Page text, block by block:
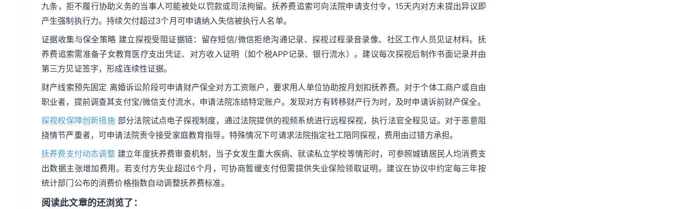
九条，拒不履行协助义务的当事人可能被处以罚款或司法拘留。抚养费追索可向法院申请支付令，15天内对方未提出异议即
产生强制执行力。持续欠付超过3个月可申请纳入失信被执行人名单。
证据收集与保全策略 建立探视受阻证据链：留存短信/微信拒绝沟通记录、探视过程录音录像、社区工作人员见证材料。抚
养费追索需准备子女教育医疗支出凭证、对方收入证明（如个税APP记录、银行流水）。建议每次探视后制作书面记录并由
第三方见证签字，形成连续性证据。
财产线索预先固定 离婚诉讼阶段可申请财产保全对方工资账户，要求用人单位协助按月划扣抚养费。对于个体工商户或自由
职业者，提前调查其支付宝/微信支付流水，申请法院冻结特定账户。发现对方有转移财产行为时，及时申请诉前财产保全。
探视权保障创新措施部分法院试点电子探视制度，通过法院提供的视频系统进行远程探视，执行法官全程见证。对于恶意阻
挠情节严重者，可申请法院责令接受家庭教育指导。特殊情况下可请求法院指定社工陪同探视，费用由过错方承担。
抚养费支付动态调整建立年度抚养费审查机制，当子女发生重大疾病、就读私立学校等情形时，可参照城镇居民人均消费支
出数据主张增加费用。若支付方失业超过6个月，可协商暂缓支付但需提供失业保险领取证明。建议在协议中约定每三年按
统计部门公布的消费价格指数自动调整抚养费标准。
阅读此文章的还浏览了：